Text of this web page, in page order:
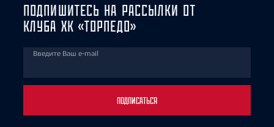
ПОДПИШИТЕСЬ НА РАССЫЛКИ ОТ
КЛУБА ХК «ТОРПЕДО»
Введите Ваш e-mail
ПОДПИСАТЬСЯ